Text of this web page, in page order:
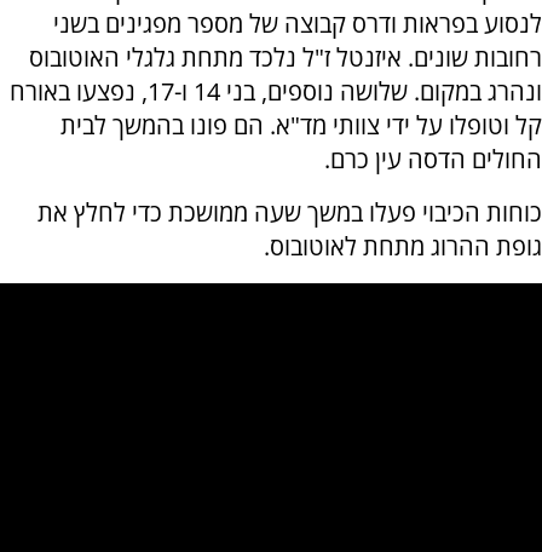
לנסוע בפראות ודרס קבוצה של מספר מפגינים בשני
רחובות שונים. איזנטל ז"ל נלכד מתחת גלגלי האוטובוס
ונהרג במקום. שלושה נוספים, בני 14 ו-17, נפצעו באורח
קל וטופלו על ידי צוותי מד"א. הם פונו בהמשך לבית
החולים הדסה עין כרם.
כוחות הכיבוי פעלו במשך שעה ממושכת כדי לחלץ את
גופת ההרוג מתחת לאוטובוס.